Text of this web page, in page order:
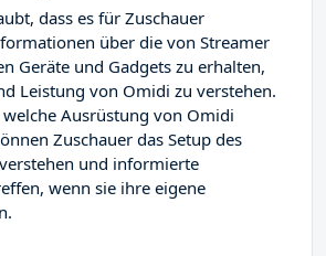
dass es für Zuschauer
über die von Streamer
Geräte und Gadgets zu erhalten,
Leistung von Omidi zu verstehen.
Ausrüstung von Omidi
Zuschauer das Setup des
und informierte
wenn sie ihre eigene